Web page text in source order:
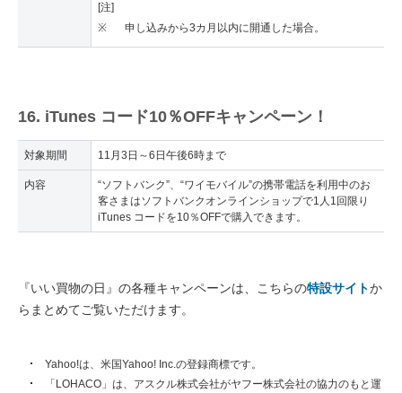
[注]
※
申し込みから3カ月以内に開通した場合。
16. iTunes コード10％OFFキャンペーン！
対象期間 11月3日～6日午後6時まで
内容
“ソフトバンク”、“ワイモバイル”の携帯電話を利用中のお
客さまはソフトバンクオンラインショップで1人1回限り
iTunes コードを10％OFFで購入できます。
『いい買物の日』の各種キャンペーンは、こちらの特設サイトか
らまとめてご覧いただけます。
Yahoo!は、米国Yahoo! Inc.の登録商標です。
「LOHACO」は、アスクル株式会社がヤフー株式会社の協力のもと運